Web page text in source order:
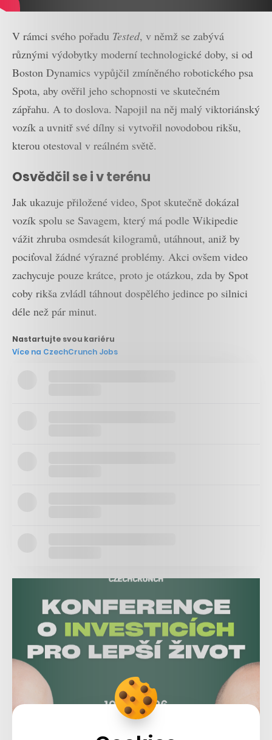
V rámci svého pořadu Tested, v němž se zabývá
různými výdobytky moderní technologické doby, si od
Boston Dynamics vypůjčil zmíněného robotického psa
Spota, aby ověřil jeho schopnosti ve skutečném
zápřahu. A to doslova. Napojil na něj malý viktoriánský
vozík a uvnitř své dílny si vytvořil novodobou rikšu,
kterou otestoval v reálném světě.
Osvědčil se i v terénu
Jak ukazuje přiložené video, Spot skutečně dokázal
vozík spolu se Savagem, který má podle Wikipedie
vážit zhruba osmdesát kilogramů, utáhnout, aniž by
pociťoval žádné výrazné problémy. Akci ovšem video
zachycuje pouze krátce, proto je otázkou, zda by Spot
coby rikša zvládl táhnout dospělého jedince po silnici
déle než pár minut.
Nastartujte svou kariéru
Více na CzechCrunch Jobs